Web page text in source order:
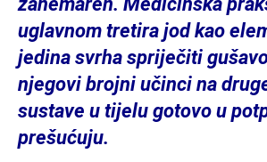
uglavnom tretira jod kao
jedina svrha spriječiti
njegovi brojni učinci na
sustave u tijelu gotovo u
prešućuju.